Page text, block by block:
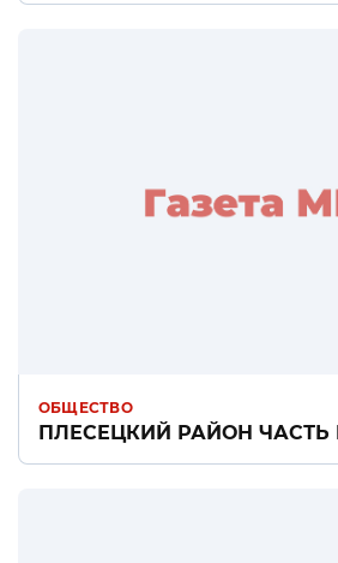
ОБЩЕСТВО
ПЛЕСЕЦКИЙ РАЙОН ЧАСТЬ II